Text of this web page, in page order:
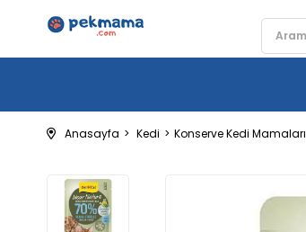
Anasayfa Kedi Konserve Kedi Mamaları